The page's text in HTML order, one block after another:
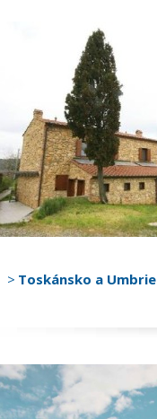
Toskánsko a Umbrie